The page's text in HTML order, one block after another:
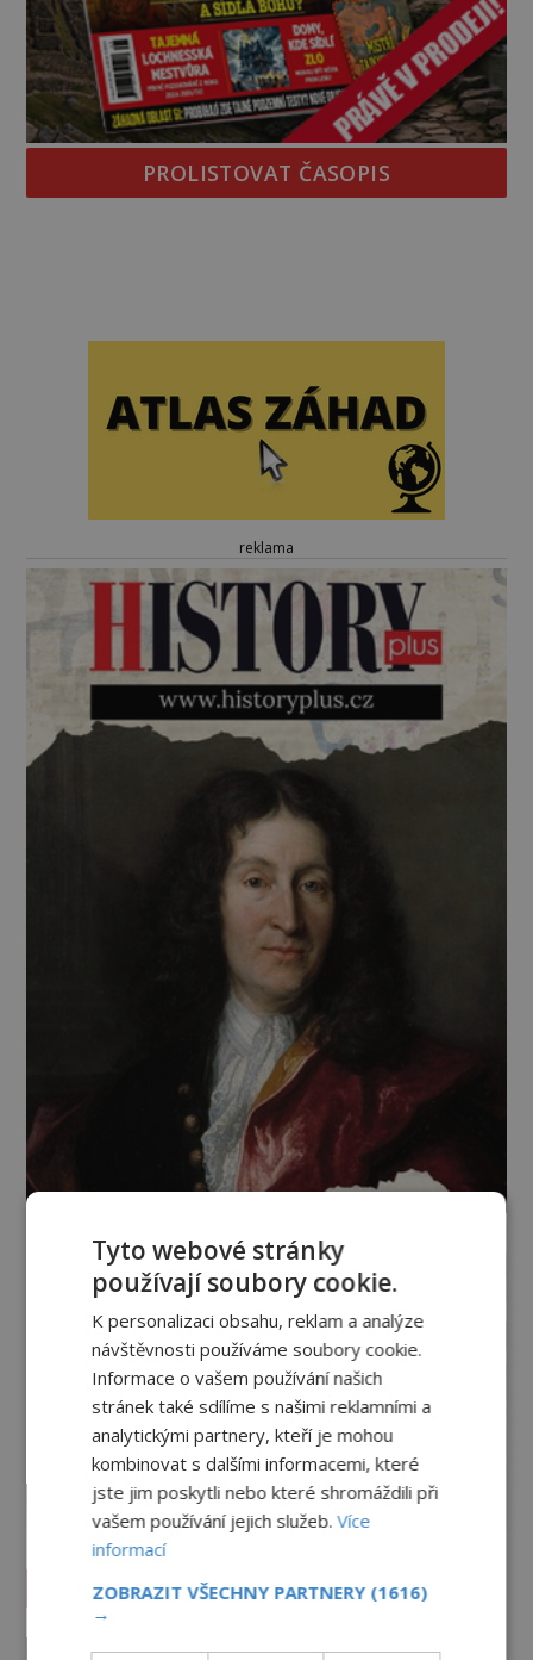
PROLISTOVAT ČASOPIS
reklama
Vesmír a technologie
Tyto webové stránky
používají soubory cookie.
K personalizaci obsahu, reklam a analýze
návštěvnosti používáme soubory cookie.
Informace o vašem používání našich
stránek také sdílíme s našimi reklamními a
analytickými partnery, kteří je mohou
kombinovat s dalšími informacemi, které
jste jim poskytli nebo které shromáždili při
vašem používání jejich služeb.Více
informací
ZOBRAZIT VŠECHNY PARTNERY (1616)
→